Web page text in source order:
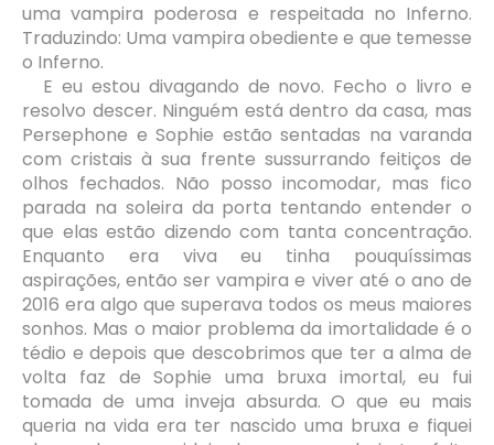
uma vampira poderosa e respeitada no Inferno.
Traduzindo: Uma vampira obediente e que temesse
o Inferno.
E eu estou divagando de novo. Fecho o livro e
resolvo descer. Ninguém está dentro da casa, mas
Persephone e Sophie estão sentadas na varanda
com cristais à sua frente sussurrando feitiços de
olhos fechados. Não posso incomodar, mas fico
parada na soleira da porta tentando entender o
que elas estão dizendo com tanta concentração.
Enquanto era viva eu tinha pouquíssimas
aspirações, então ser vampira e viver até o ano de
2016 era algo que superava todos os meus maiores
sonhos. Mas o maior problema da imortalidade é o
tédio e depois que descobrimos que ter a alma de
volta faz de Sophie uma bruxa imortal, eu fui
tomada de uma inveja absurda. O que eu mais
queria na vida era ter nascido uma bruxa e fiquei